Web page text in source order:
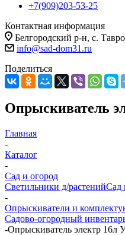
+7(909)203-53-25
Контактная информация
Белгородский р-н, с.
info@sad-dom31.ru
Поделиться
Опрыскиватель
Главная
-
Каталог
-
Сад и огород
Светильники д/растенийСад
-
Опрыскиватели и
Садово-огородный
-Опрыскиватель электр